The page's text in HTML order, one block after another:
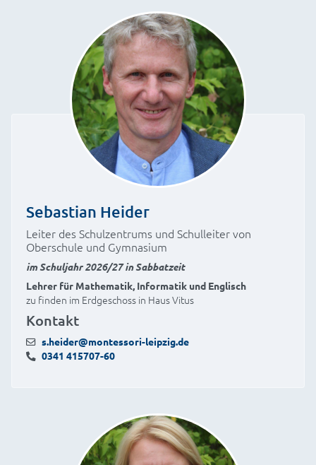
Sebastian Heider
Leiter des Schulzentrums und Schulleiter von
Oberschule und Gymnasium
im Schuljahr 2026/27 in Sabbatzeit
Lehrer für Mathematik, Informatik und Englisch
zu finden im Erdgeschoss in Haus Vitus
Kontakt
s.heider@montessori-leipzig.de
0341 415707-60